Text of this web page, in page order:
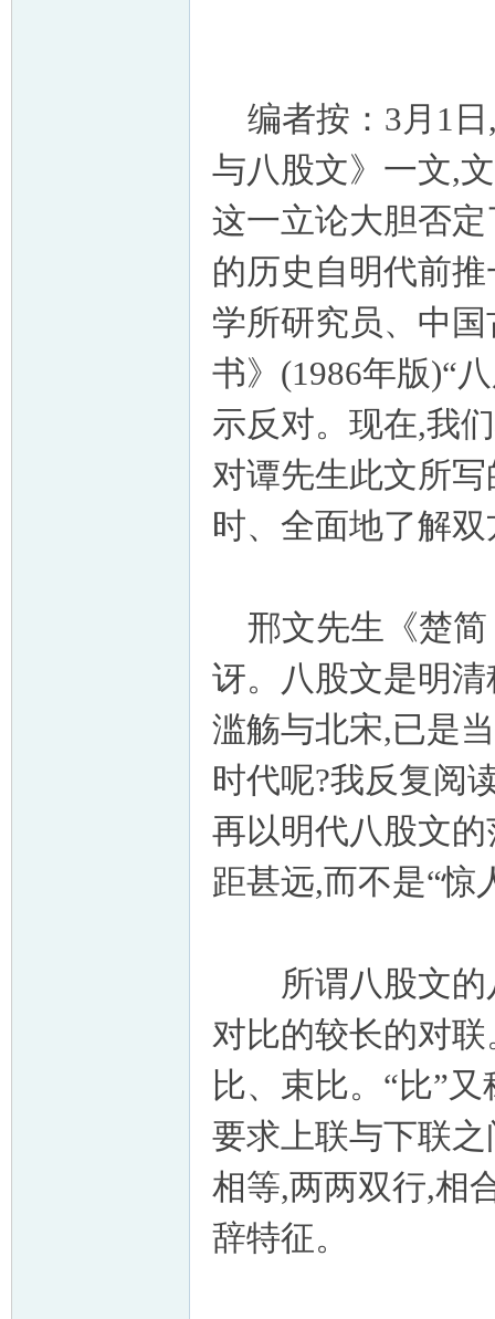
编者按：3月1日
与八股文》一文,
这一立论大胆否
的历史自明代前
学所研究员、中
书》(1986年版)“
示反对。现在,我
对谭先生此文所
时、全面地了解
邢文先生《楚简
讶。八股文是明
滥觞与北宋,已是
时代呢?我反复阅
再以明代八股文
距甚远,而不是“惊
所谓八股文的
对比的较长的对
比、束比。“比”
要求上联与下联
相等,两两双行,相
辞特征。